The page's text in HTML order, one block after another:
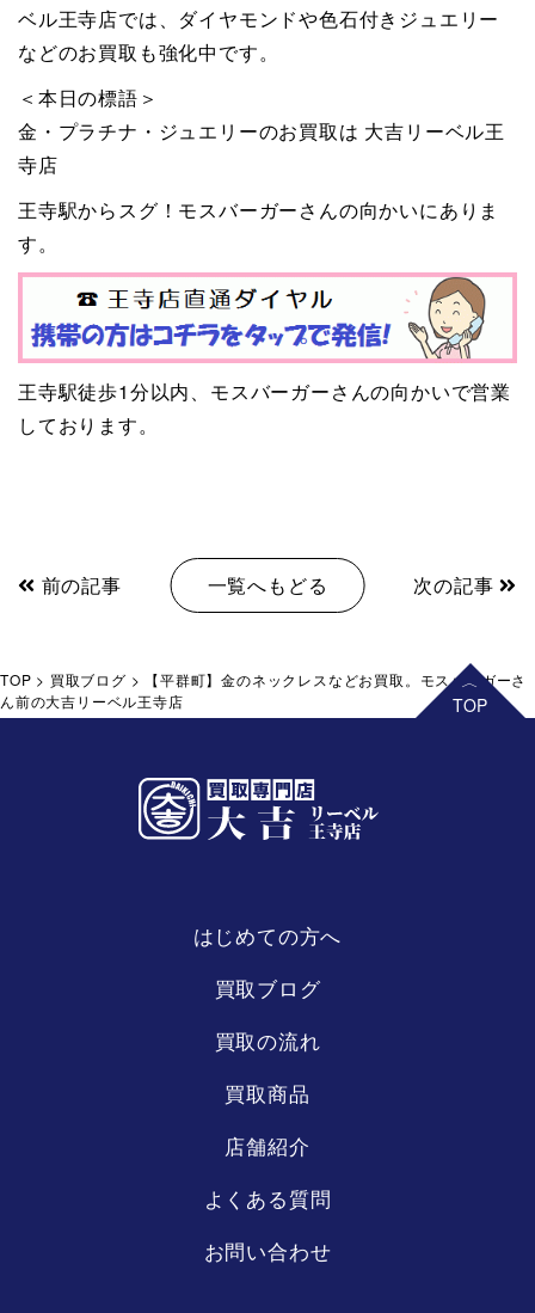
ベル王寺店では、ダイヤモンドや色石付きジュエリー
などのお買取も強化中です。
＜本日の標語＞
金・プラチナ・ジュエリーのお買取は 大吉リーベル王
寺店
王寺駅からスグ！モスバーガーさんの向かいにありま
す。
王寺駅徒歩1分以内、モスバーガーさんの向かいで営業
しております。
前の記事 一覧へもどる 次の記事
TOP > 買取ブログ >
【平群町】金のネックレスなどお買取。モスバーガーさ
ん前の大吉リーベル王寺店
リーベル
王寺店
はじめての方へ
買取ブログ
買取の流れ
買取商品
店舗紹介
よくある質問
お問い合わせ